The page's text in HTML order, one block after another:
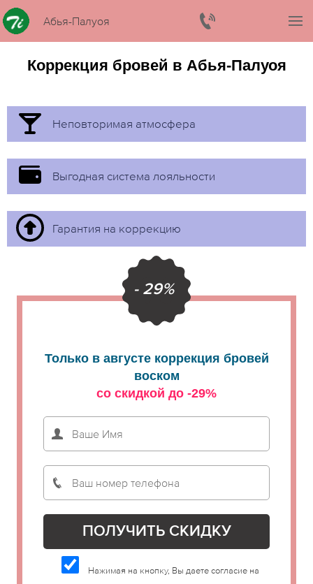
Абья-Палуоя
Коррекция бровей в Абья-Палуоя
Неповторимая атмосфера
Выгодная система лояльности
Гарантия на коррекцию
- 29%
Только в августе коррекция бровей
воском
со скидкой до -29%
Нажимая на кнопку, Вы даете согласие на